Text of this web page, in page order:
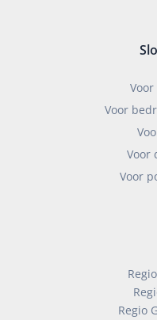
Voor
Voor
Voor
Regio